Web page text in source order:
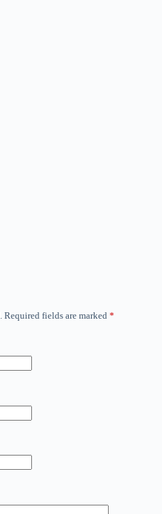
Required fields are marked *